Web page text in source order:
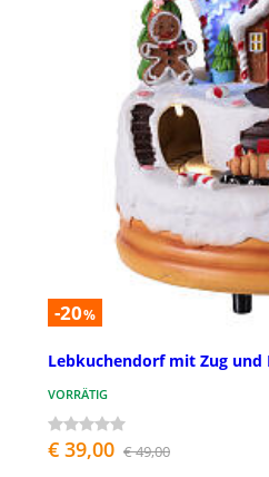
-20%
Lebkuchendorf mit Zug und
VORRÄTIG
€ 39,00 € 49,00